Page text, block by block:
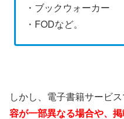
・ブックウォーカー
・FODなど。
しかし、電子書籍サービ
容が一部異なる場合や、